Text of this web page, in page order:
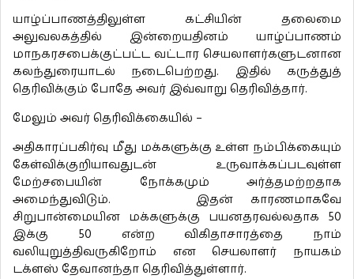
யாழ்ப்பாணத்திலுள்ள கட்சியின் தலைமை
அலுவலகத்தில் இன்றையதினம் யாழ்ப்பாணம்
மாநகரசபைக்குட்பட்ட வட்டார செயலாளர்களுடனான
கலந்துரையாடல் நடைபெற்றது. இதில் கருத்துத்
தெரிவிக்கும் போதே அவர் இவ்வாறு தெரிவித்தார்.
மேலும் அவர் தெரிவிக்கையில் –
அதிகாரப்பகிர்வு மீது மக்களுக்கு உள்ள நம்பிக்கையும்
கேள்விக்குறியாவதுடன் உருவாக்கப்படவுள்ள
மேற்சபையின் நோக்கமும் அர்த்தமற்றதாக
அமைந்துவிடும். இதன் காரணமாகவே
சிறுபான்மையின மக்களுக்கு பயனதரவல்லதாக 50
இக்கு 50 என்ற விகிதாசாரத்தை நாம்
வலியுறுத்திவருகிறோம் என செயலாளர் நாயகம்
டக்ளஸ் தேவானந்தா தெரிவித்துள்ளார்.